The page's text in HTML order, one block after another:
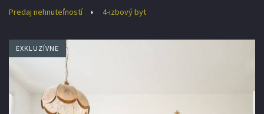
Predaj nehnuteľností 4-izbový byt
EXKLUZÍVNE